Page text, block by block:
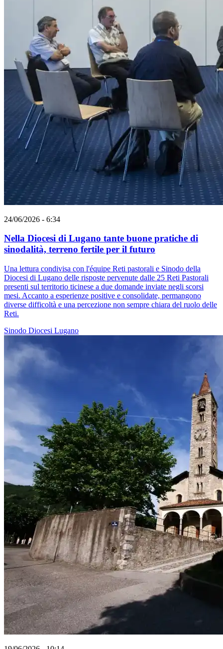
24/06/2026 - 6:34
Nella Diocesi di Lugano tante buone pratiche di
sinodalità, terreno fertile per il futuro
Una lettura condivisa con l'équipe Reti pastorali e Sinodo della
Diocesi di Lugano delle risposte pervenute dalle 25 Reti Pastorali
presenti sul territorio ticinese a due domande inviate negli scorsi
mesi. Accanto a esperienze positive e consolidate, permangono
diverse difficoltà e una percezione non sempre chiara del ruolo delle
Reti.
Sinodo Diocesi Lugano